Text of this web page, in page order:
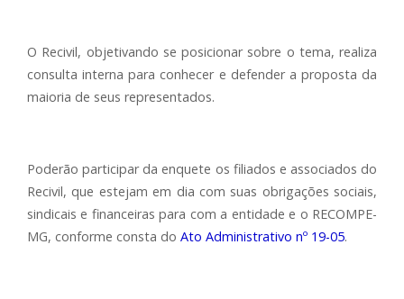
O Recivil, objetivando se posicionar sobre o tema, realiza
consulta interna para conhecer e defender a proposta da
maioria de seus representados.
Poderão participar da enquete os filiados e associados do
Recivil, que estejam em dia com suas obrigações sociais,
sindicais e financeiras para com a entidade e o RECOMPE-
MG, conforme consta do Ato Administrativo nº 19-05.